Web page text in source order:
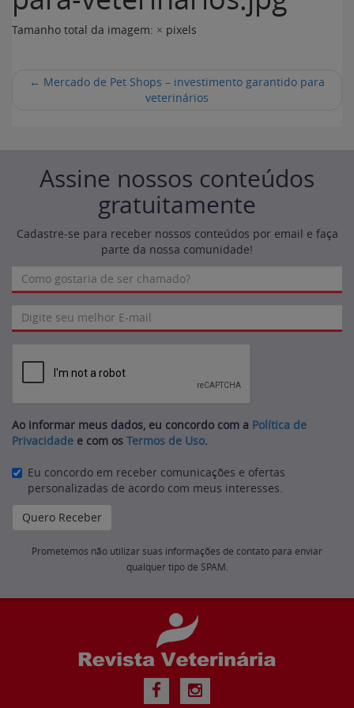
Tamanho total da imagem: × pixels
← Mercado de Pet Shops – investimento garantido para
veterinários
Assine nossos conteúdos
gratuitamente
Cadastre-se para receber nossos conteúdos por email e faça
parte da nossa comunidade!
Ao informar meus dados, eu concordo com a Política de
Privacidade e com os Termos de Uso.
Eu concordo em receber comunicações e ofertas
personalizadas de acordo com meus interesses.
Prometemos não utilizar suas informações de contato para enviar
qualquer tipo de SPAM.